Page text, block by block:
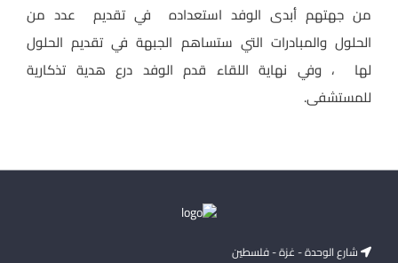
من جهتهم أبدى الوفد استعداده في تقديم عدد من
الحلول والمبادرات التي ستساهم الجبهة في تقديم الحلول
لها ، وفي نهاية اللقاء قدم الوفد درع هدية تذكارية
للمستشفى.
شارع الوحدة - غزة - فلسطين